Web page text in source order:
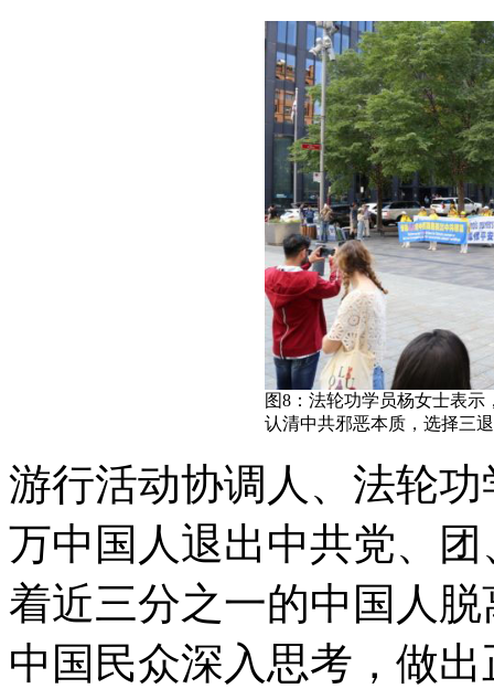
图8：法轮功学员杨女士表
认清中共邪恶本质，选择三
游行活动协调人、法轮
万中国人退出中共党、
着近三分之一的中国人
中国民众深入思考，做